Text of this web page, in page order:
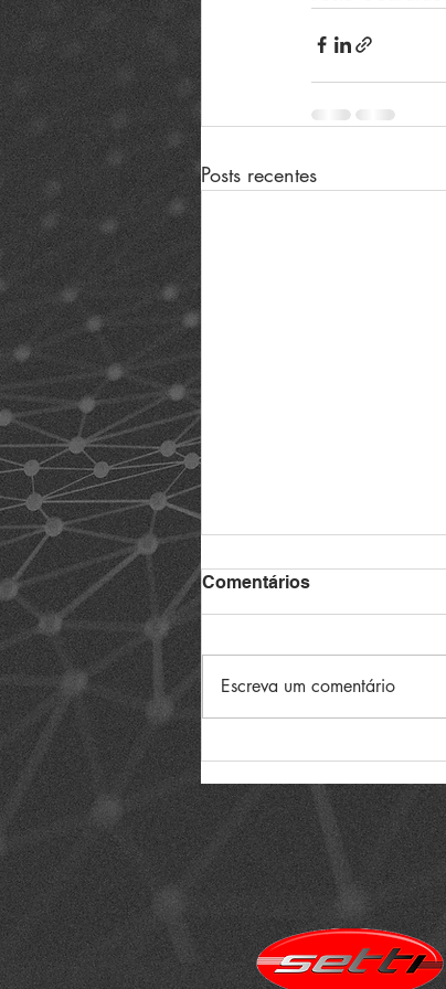
Posts recentes
SUPERAÇÃO
Comentários
Escreva um comentário